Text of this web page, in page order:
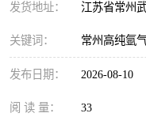
发货地址： 江苏省常州
关键词： 常州高纯氩
发布日期： 2026-08-10
阅 读 量： 33